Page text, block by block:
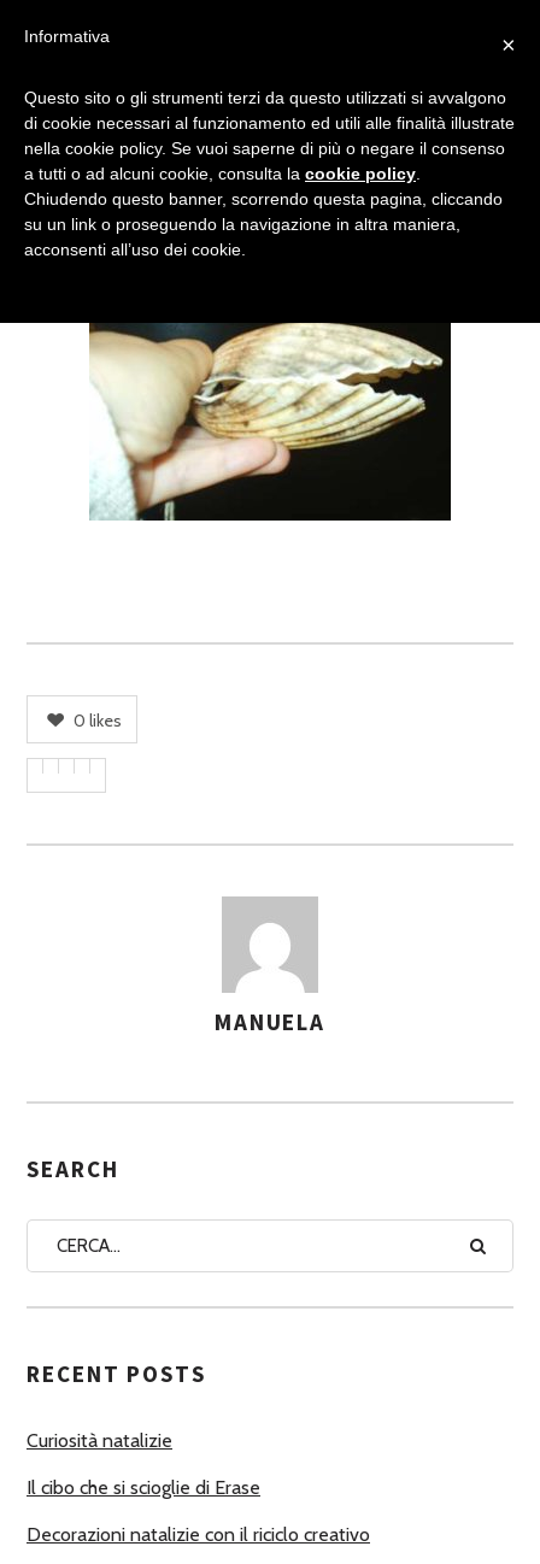
BF2-2201
0 likes
S
G
A
U
O
I
MANUELA
SEARCH
RECENT POSTS
Curiosità natalizie
Il cibo che si scioglie di Erase
Decorazioni natalizie con il riciclo creativo
×
Informativa
Questo sito o gli strumenti terzi da questo utilizzati si avvalgono
di cookie necessari al funzionamento ed utili alle finalità illustrate
nella cookie policy. Se vuoi saperne di più o negare il consenso
a tutti o ad alcuni cookie, consulta la cookie policy
Chiudendo questo banner, scorrendo questa pagina, cliccando
su un link o proseguendo la navigazione in altra maniera,
acconsenti all’uso dei cookie.